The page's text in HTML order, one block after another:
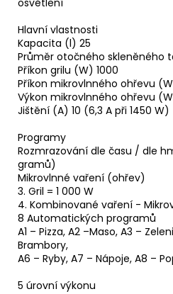
osvětlení
Hlavní vlastnosti
Kapacita (l) 25
Průměr otočného skleněného
Příkon grilu (W) 1000
Příkon mikrovlnného ohřevu
Výkon mikrovlnného ohřevu
Jištění (A) 10 (6,3 A při 1450 W)
Programy
Rozmrazování dle času / dle
gramů)
Mikrovlnné vaření (ohřev)
3. Gril = 1 000 W
4. Kombinované vaření -
8 Automatických programů
A1 – Pizza, A2 –Maso, A3 –
Brambory,
A6 – Ryby, A7 – Nápoje, A8 –
5 úrovní výkonu